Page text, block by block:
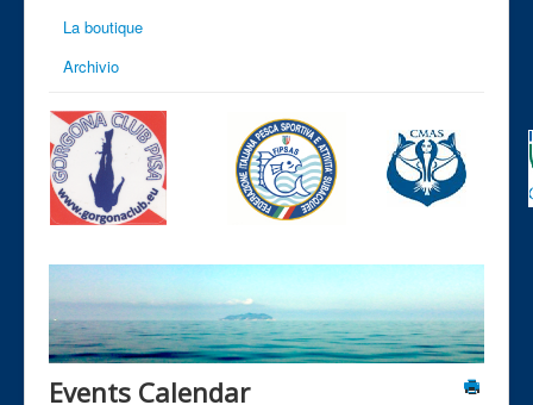
La boutique
Archivio
Events Calendar